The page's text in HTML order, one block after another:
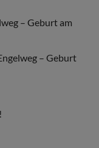
– Geburt am
– Geburt